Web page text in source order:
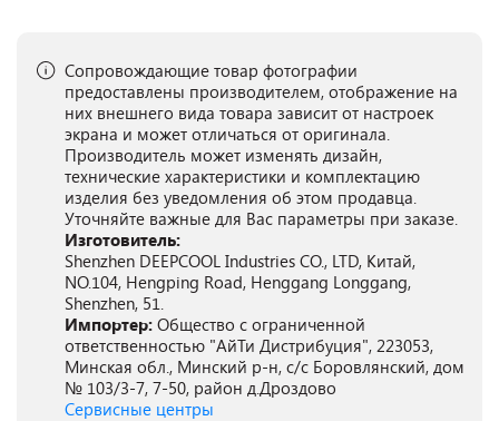
Сопровождающие товар фотографии
предоставлены производителем, отображение на
них внешнего вида товара зависит от настроек
экрана и может отличаться от оригинала.
Производитель может изменять дизайн,
технические характеристики и комплектацию
изделия без уведомления об этом продавца.
Уточняйте важные для Вас параметры при заказе.
Изготовитель:
Shenzhen DEEPCOOL Industries CO., LTD, Китай,
NO.104, Hengping Road, Henggang Longgang,
Shenzhen, 51.
Импортер: Общество с ограниченной
ответственностью "АйТи Дистрибуция", 223053,
Минская обл., Минский р-н, с/с Боровлянский, дом
№ 103/3-7, 7-50, район д.Дроздово
Сервисные центры